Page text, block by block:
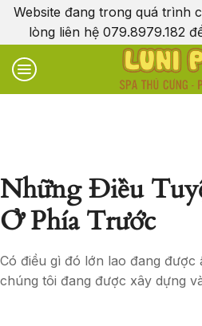
Website đang trong quá trình
lòng liên hệ 079.8979.182
Những Điều
Ở Phía Trước
Có điều gì đó lớn lao đang được
chúng tôi đang được xây dựng